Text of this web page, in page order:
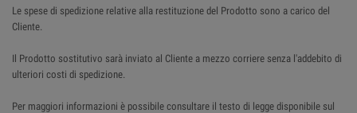
Le spese di spedizione relative alla restituzione del Prodotto sono a carico del
Cliente.
Il Prodotto sostitutivo sarà inviato al Cliente a mezzo corriere senza l'addebito di
ulteriori costi di spedizione.
Per maggiori informazioni è possibile consultare il testo di legge disponibile sul